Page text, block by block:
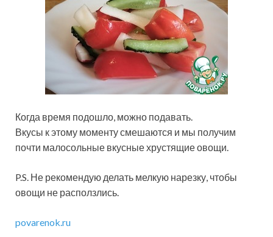
Когда время подошло, можно подавать.
Вкусы к этому моменту смешаются и мы получим
почти малосольные вкусные хрустящие овощи.
P.S. Не рекомендую делать мелкую нарезку, чтобы
овощи не расползлись.
povarenok.ru